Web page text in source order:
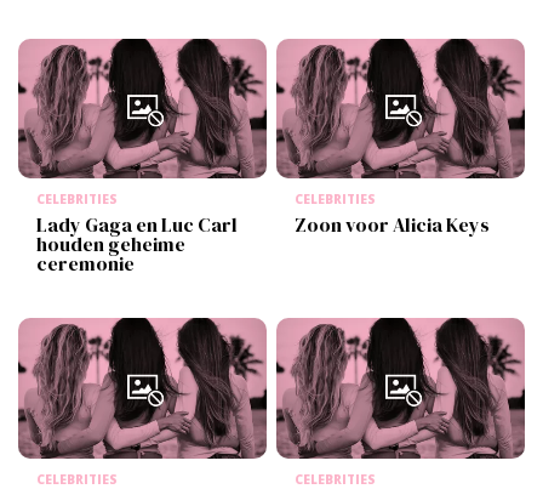
CELEBRITIES
Lady Gaga en Luc Carl
houden geheime
ceremonie
CELEBRITIES
Zoon voor Alicia Keys
CELEBRITIES CELEBRITIES